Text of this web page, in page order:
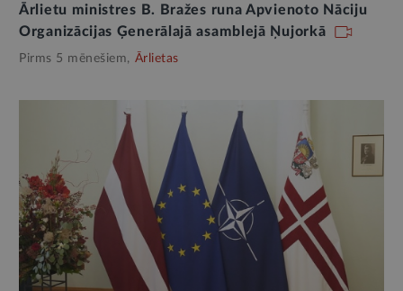
Ārlietu ministres B. Bražes runa Apvienoto Nāciju
Organizācijas Ģenerālajā asamblejā Ņujorkā
Pirms 5 mēnešiem, Ārlietas